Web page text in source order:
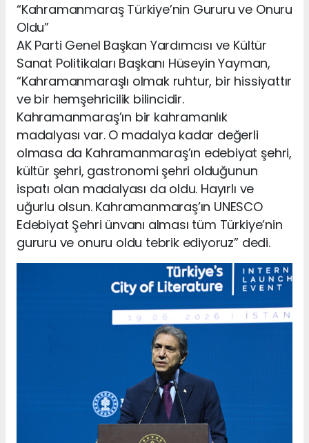
“Kahramanmaraş Türkiye’nin Gururu ve Onuru
Oldu”
AK Parti Genel Başkan Yardımcısı ve Kültür
Sanat Politikaları Başkanı Hüseyin Yayman,
“Kahramanmaraşlı olmak ruhtur, bir hissiyattır
ve bir hemşehricilik bilincidir.
Kahramanmaraş’ın bir kahramanlık
madalyası var. O madalya kadar değerli
olmasa da Kahramanmaraş’ın edebiyat şehri,
kültür şehri, gastronomi şehri olduğunun
ispatı olan madalyası da oldu. Hayırlı ve
uğurlu olsun. Kahramanmaraş’ın UNESCO
Edebiyat Şehri ünvanı alması tüm Türkiye’nin
gururu ve onuru oldu tebrik ediyoruz” dedi.